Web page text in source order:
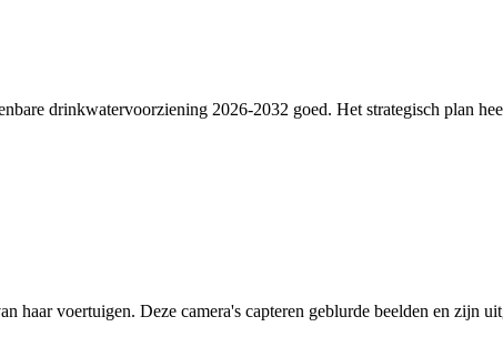
drinkwatervoorziening 2026-2032 goed. Het strategisch plan
voertuigen. Deze camera's capteren geblurde beelden en zijn